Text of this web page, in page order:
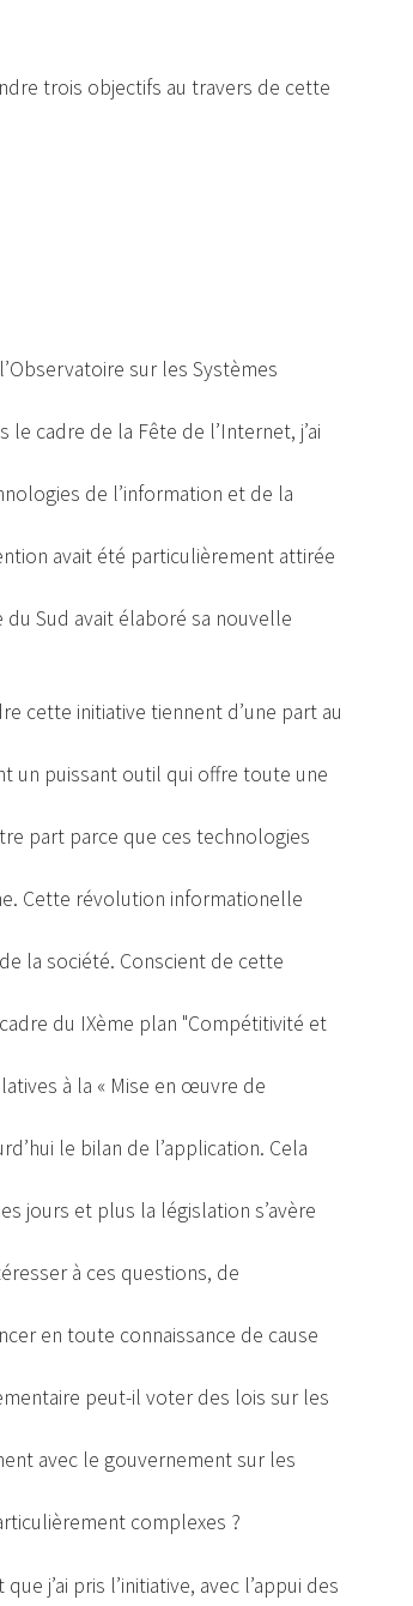
trois objectifs au travers de cette
sur les Systèmes
cadre de la Fête de l’Internet, j’ai
de l’information et de la
avait été particulièrement attirée
du Sud avait élaboré sa nouvelle
cette initiative tiennent d’une part au
un puissant outil qui offre toute une
part parce que ces technologies
Cette révolution informationelle
la société. Conscient de cette
du IXème plan "Compétitivité et
à la « Mise en œuvre de
le bilan de l’application. Cela
jours et plus la législation s’avère
à ces questions, de
en toute connaissance de cause
peut-il voter des lois sur les
avec le gouvernement sur les
complexes ?
j’ai pris l’initiative, avec l’appui des